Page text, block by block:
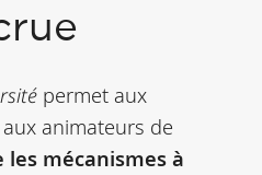
permet aux
animateurs de
mécanismes à